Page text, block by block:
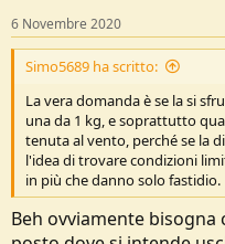
6 Novembre 2020
Simo5689 ha scritto:
La vera domanda è se la si
una da 1 kg, e soprattutto
tenuta al vento, perché se la
l'idea di trovare condizioni
in più che danno solo fastidio.
Beh ovviamente